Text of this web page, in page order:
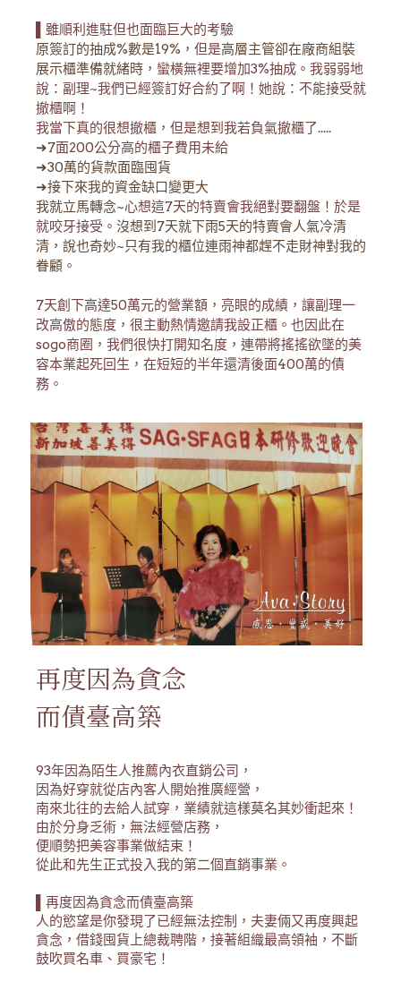
▌雖順利進駐但也面臨巨大的考驗
原簽訂的抽成%數是19% ，但是高層主管卻在廠商組裝
展示櫃準備就緒時，蠻橫無裡要增加3%抽成。我弱弱地
說：副理~我們已經簽訂好合約了啊！她說：不能接受就
撤櫃啊！
我當下真的很想撤櫃，但是想到我若負氣撤櫃了.....
➜7面200公分高的櫃子費用未給
➜30萬的貨款面臨囤貨
➜接下來我的資金缺口變更大
我就立馬轉念~心想這7天的特賣會我絕對要翻盤！於是
就咬牙接受。 沒想到7天就下雨5天的特賣會人氣冷清
清，說也奇妙~只有我的櫃位連雨神都趕不走財神對我的
眷顧。
7天創下高達50萬元的營業額，亮眼的成績，讓副理一
改高傲的態度，很主動熱情邀請我設正櫃。也因此在
sogo商圈，我們很快打開知名度，連帶將搖搖欲墜的美
容本業起死回生，在短短的半年還清後面400萬的債
務。
再度因為貪念
而債臺高築
93年因為陌生人推薦內衣直銷公司，
因為好穿就從店內客人開始推廣經營，
南來北往的去給人試穿，業績就這樣莫名其妙衝起來！
由於分身乏術，無法經營店務，
便順勢把美容事業做結束！
從此和先生正式投入我的第二個直銷事業。
▌再度因為貪念而債臺高築
人的慾望是你發現了已經無法控制，夫妻倆又再度興起
貪念，借錢囤貨上總裁聘階，接著組織最高領袖，不斷
鼓吹買名車、買豪宅！